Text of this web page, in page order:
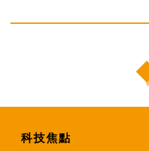
科技焦點